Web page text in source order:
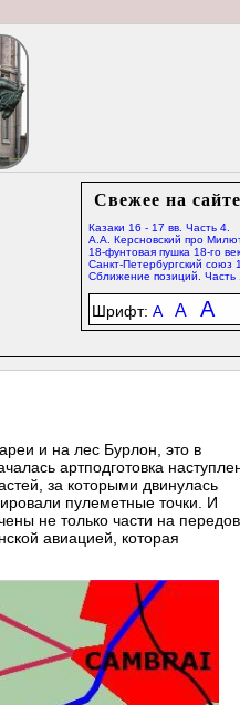
Свежее на сайте
Казаки 16 - 17 вв. Часть 4.
А.А. Керсновский про
18-фунтовая пушка 18-го
Санкт-Петербургский союз
Сближение позиций. Часть
Шрифт:A A A
и на лес Бурлон, это в
артподготовка
за которыми двинулась
пулеметные точки. И
не только части на
авиацией, которая